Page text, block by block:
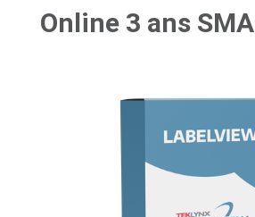
Online 3 ans SMA